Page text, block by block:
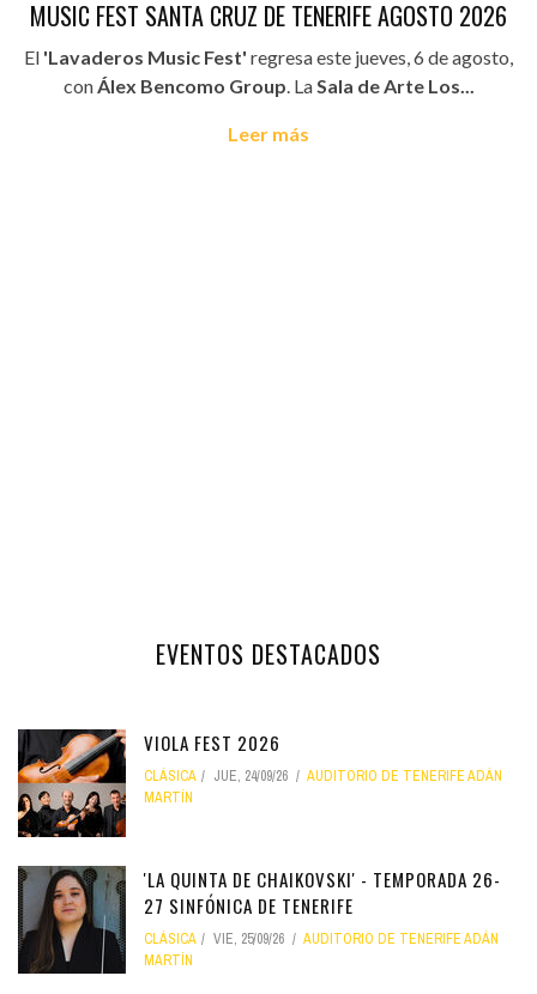
MUSIC FEST SANTA CRUZ DE TENERIFE AGOSTO 2026
El 'Lavaderos Music Fest' regresa este jueves, 6 de agosto,
conÁlex Bencomo Group. LaSala de Arte Los...
Leer más
EVENTOS DESTACADOS
VIOLA FEST 2026
CLÁSICA JUE, 24/09/26
AUDITORIO DE TENERIFE ADÁN
MARTÍN
'LA QUINTA DE CHAIKOVSKI' - TEMPORADA 26-
27 SINFÓNICA DE TENERIFE
CLÁSICA VIE, 25/09/26
AUDITORIO DE TENERIFE ADÁN
MARTÍN